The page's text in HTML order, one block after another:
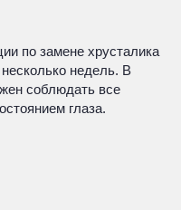
по замене хрусталика
недель. В
соблюдать все
глаза.